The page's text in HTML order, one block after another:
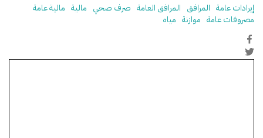
إيرادات عامة المرافق المرافق العامة صرف صحي مالية مالية عامة
مصروفات عامة موازنة مياه